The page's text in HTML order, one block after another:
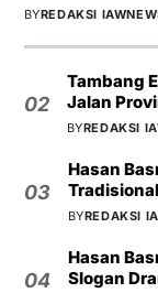
BYREDAKSI
02
Tambang
Jalan
BYREDAKSI
03
Hasan
BYREDAKSI
04
Hasan
Slogan